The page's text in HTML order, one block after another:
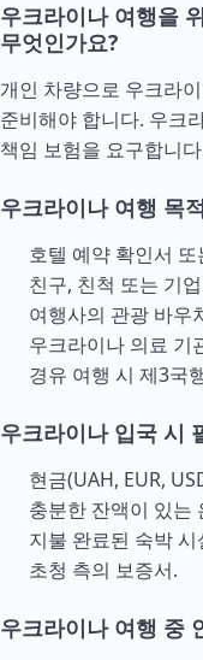
우크라이나 여행을
무엇인가요?
개인 차량으로 우크라
준비해야 합니다. 우크
책임 보험을 요구합니
우크라이나 여행 목
호텔 예약 확인서
친구, 친척 또는 기
여행사의 관광 바우
우크라이나 의료 기
경유 여행 시 제3국
우크라이나 입국 시
현금(UAH, EUR,
충분한 잔액이 있는
지불 완료된 숙박
초청 측의 보증서.
우크라이나 여행 중